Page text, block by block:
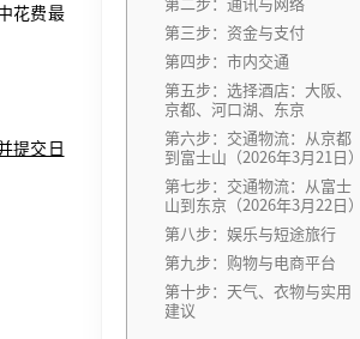
花费最
提交日
第三步：资金与支付
第四步：市内交通
第五步：选择酒店：大阪、
京都、河口湖、东京
第六步：交通物流：从京都
到富士山（2026年3月21日）
第七步：交通物流：从富士
山到东京（2026年3月22日）
第八步：娱乐与短途旅行
第九步：购物与电商平台
第十步：天气、衣物与实用
建议